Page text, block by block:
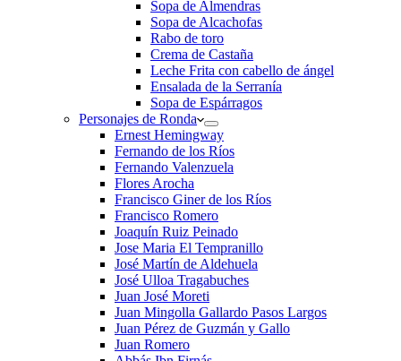
Sopa de Almendras
Sopa de Alcachofas
Rabo de toro
Crema de Castaña
Leche Frita con cabello de ángel
Ensalada de la Serranía
Sopa de Espárragos
Personajes de Ronda
Ernest Hemingway
Fernando de los Ríos
Fernando Valenzuela
Flores Arocha
Francisco Giner de los Ríos
Francisco Romero
Joaquín Ruiz Peinado
Jose Maria El Tempranillo
José Martín de Aldehuela
José Ulloa Tragabuches
Juan José Moreti
Juan Mingolla Gallardo Pasos Largos
Juan Pérez de Guzmán y Gallo
Juan Romero